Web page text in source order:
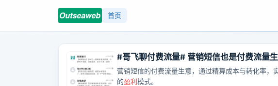
首页
#哥飞聊付费流量# 营销短信也是付费流量
营销短信的付费流量生意，通过精算成本与转化率
的盈利模式。